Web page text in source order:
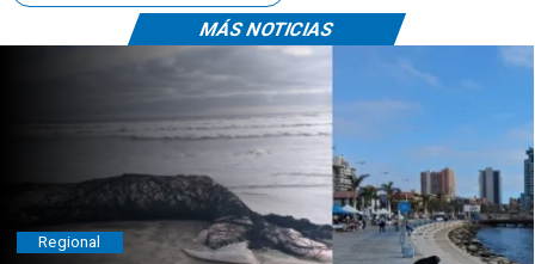
MÁS NOTICIAS
Regional